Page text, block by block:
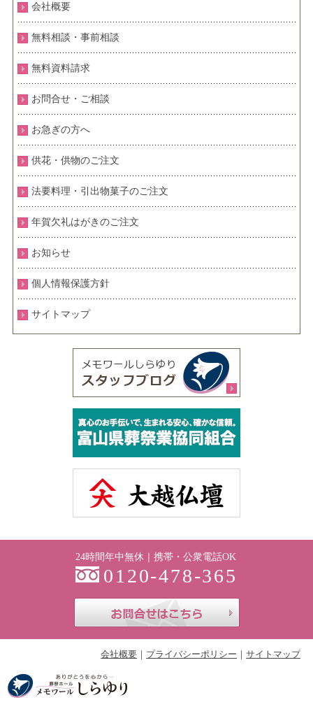
会社概要
無料相談・事前相談
無料資料請求
お問合せ・ご相談
お急ぎの方へ
供花・供物のご注文
法要料理・引出物菓子のご注文
年賀欠礼はがきのご注文
お知らせ
個人情報保護方針
サイトマップ
24時間年中無休｜携帯・公衆電話OK
0120-478-365
会社概要 プライバシーポリシー サイトマップ